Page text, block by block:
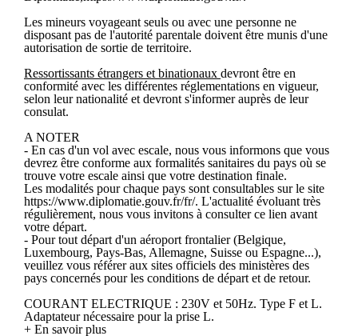
Les mineurs voyageant seuls ou avec une personne ne
disposant pas de l'autorité parentale doivent être munis d'une
autorisation de sortie de territoire.
Ressortissants étrangers et binationaux devront être en
conformité avec les différentes réglementations en vigueur,
selon leur nationalité et devront s'informer auprès de leur
consulat.
A NOTER
- En cas d'un vol avec escale, nous vous informons que vous
devrez être conforme aux formalités sanitaires du pays où se
trouve votre escale ainsi que votre destination finale.
Les modalités pour chaque pays sont consultables sur le site
https://www.diplomatie.gouv.fr/fr/. L'actualité évoluant très
régulièrement, nous vous invitons à consulter ce lien avant
votre départ.
- Pour tout départ d'un aéroport frontalier (Belgique,
Luxembourg, Pays-Bas, Allemagne, Suisse ou Espagne...),
veuillez vous référer aux sites officiels des ministères des
pays concernés pour les conditions de départ et de retour.
COURANT ELECTRIQUE : 230V et 50Hz. Type F et L.
Adaptateur nécessaire pour la prise L.
+ En savoir plus